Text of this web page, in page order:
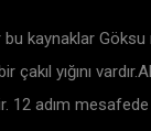
kaynaklar Göksu
çakıl yığını
adım